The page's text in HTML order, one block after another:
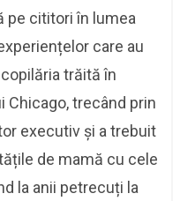
pe cititori în lumea
care au
trăită în
Chicago, trecând prin
executiv și a trebuit
de mamă cu cele
la anii petrecuți la